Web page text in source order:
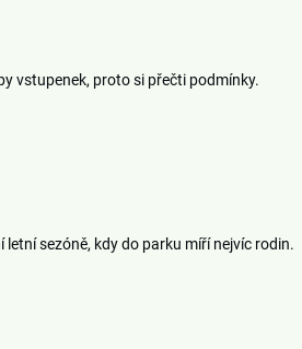
vstupenek, proto si přečti podmínky.
sezóně, kdy do parku míří nejvíc rodin.